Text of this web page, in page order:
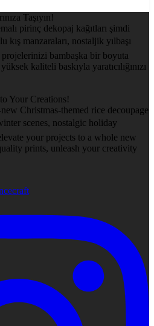
Taşıyın!
pirinç dekopaj kağıtları şimdi
manzaraları, nostaljik yılbaşı
projelerinizi bambaşka bir boyuta
kaliteli baskıyla yaratıcılığınızı
Your Creations!
Christmas-themed rice decoupage
scenes, nostalgic holiday
your projects to a whole new
prints, unleash your creativity